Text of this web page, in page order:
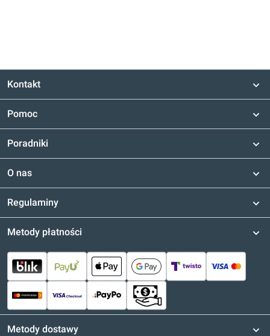
Kontakt
Pomoc
Poradniki
O nas
Regulaminy
Metody płatności
Metody dostawy